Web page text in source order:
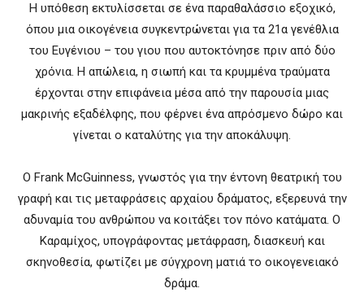
Η υπόθεση εκτυλίσσεται σε ένα παραθαλάσσιο εξοχικό,
όπου μια οικογένεια συγκεντρώνεται για τα 21α γενέθλια
του Ευγένιου – του γιου που αυτοκτόνησε πριν από δύο
χρόνια. Η απώλεια, η σιωπή και τα κρυμμένα τραύματα
έρχονται στην επιφάνεια μέσα από την παρουσία μιας
μακρινής εξαδέλφης, που φέρνει ένα απρόσμενο δώρο και
γίνεται ο καταλύτης για την αποκάλυψη.
Ο Frank McGuinness, γνωστός για την έντονη θεατρική του
γραφή και τις μεταφράσεις αρχαίου δράματος, εξερευνά την
αδυναμία του ανθρώπου να κοιτάξει τον πόνο κατάματα. Ο
Καραμίχος, υπογράφοντας μετάφραση, διασκευή και
σκηνοθεσία, φωτίζει με σύγχρονη ματιά το οικογενειακό
δράμα.